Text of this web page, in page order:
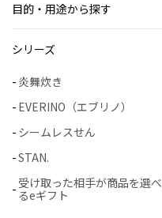
目的・用途から探す
シリーズ
炎舞炊き
EVERINO（エブリノ）
シームレスせん
STAN.
受け取った相手が商品を選べ
るeギフト